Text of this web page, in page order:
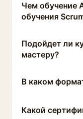
Чем обучение
обучения
Подойдет ли
мастеру?
В каком
Какой